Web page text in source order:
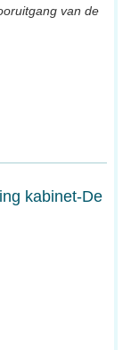
van de
kabinet-De